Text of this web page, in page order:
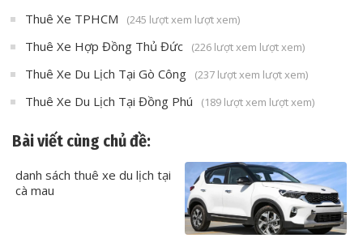
Thuê Xe TPHCM (245 lượt xem lượt xem)
Thuê Xe Hợp Đồng Thủ Đức (226 lượt xem lượt xem)
Thuê Xe Du Lịch Tại Gò Công (237 lượt xem lượt xem)
Thuê Xe Du Lịch Tại Đồng Phú (189 lượt xem lượt xem)
Bài viết cùng chủ đề:
danh sách thuê xe du lịch tại
cà mau